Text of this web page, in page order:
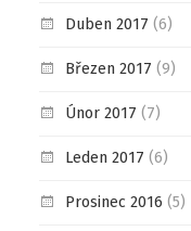
Duben 2017 (6)
Březen 2017 (9)
Únor 2017 (7)
Leden 2017 (6)
Prosinec 2016 (5)